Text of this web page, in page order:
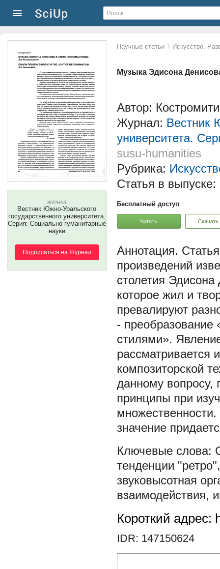
Научные статьи \ Искусство.
Музыка Эдисона
ЖУРНАЛ
Вестник Южно-Уральского
государственного университета.
Серия: Социально-гуманитарные
науки
Подписаться на Журнал
Автор:
Журнал: Вестник
университета.
susu-humanities
Рубрика:
Статья в выпуске:
Бесплатный доступ
Читать Скачать
произведений
столетия
которое жил и
превалируют
-
стилями».
рассматривается
композиторской
данному вопросу,
принципы при
значение
тенденции "ретро"
звуковысотная
взаимодействия,
Короткий адрес:
IDR: 147150624